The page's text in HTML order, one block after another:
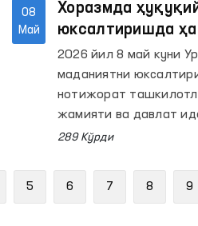
08
Май
Хоразмда
юксалтиришда
масалалари
2026 йил 8 май куни
маданиятни
нотижорат
жамияти ва давлат
мавзусида давра
289 Кўрди
5 6 7 8 9